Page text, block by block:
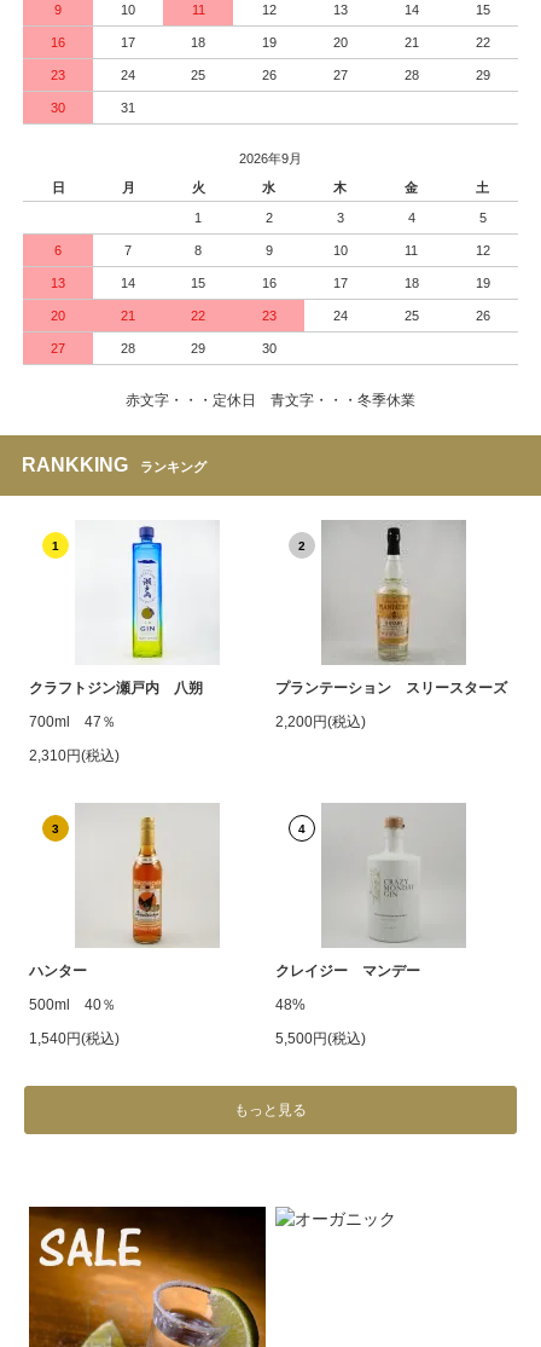
9 10 11 12 13 14 15
16 17 18 19 20 21 22
23 24 25 26 27 28 29
30 31
2026年9月
日
月 火 水 木 金 土
1 2 3 4 5
6 7 8 9 10 11 12
13 14 15 16 17 18 19
20 21 22 23 24 25 26
27 28 29 30
赤文字・・・定休日 青文字・・・冬季休業
RANKKING ランキング
1
クラフトジン瀬戸内 八朔
700ml 47％
2,310円(税込)
2
プランテーション スリースターズ
2,200円(税込)
3
ハンター
500ml 40％
1,540円(税込)
4
クレイジー マンデー
48%
5,500円(税込)
もっと見る